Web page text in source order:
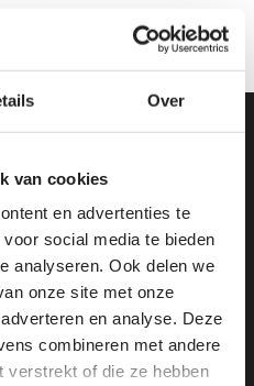
Over
van cookies
en advertenties te
social media te bieden
analyseren. Ook delen we
onze site met onze
en analyse. Deze
combineren met andere
verstrekt of die ze hebben